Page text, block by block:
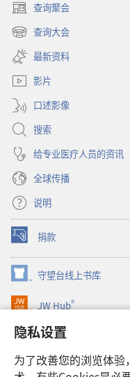
隐私设置
为了改善您的浏览体
查询聚会
（打
开
新
窗
口）
查询大会
（打
开
新
窗
最新资料
影片
口述影像
搜索
给专业医疗人员的资讯
全球传播
说明
捐款
（打
开
新
窗
口）
守望台线上书库
（打
开
新
口）
JW Hub®
（打
开
新
窗
口）
JW Library®
Watchtower Library